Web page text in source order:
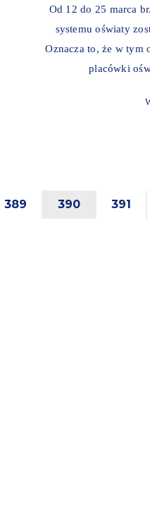
Od 12 do 25 marca
systemu oświaty
Oznacza to, że w tym
placówki
389 390 391